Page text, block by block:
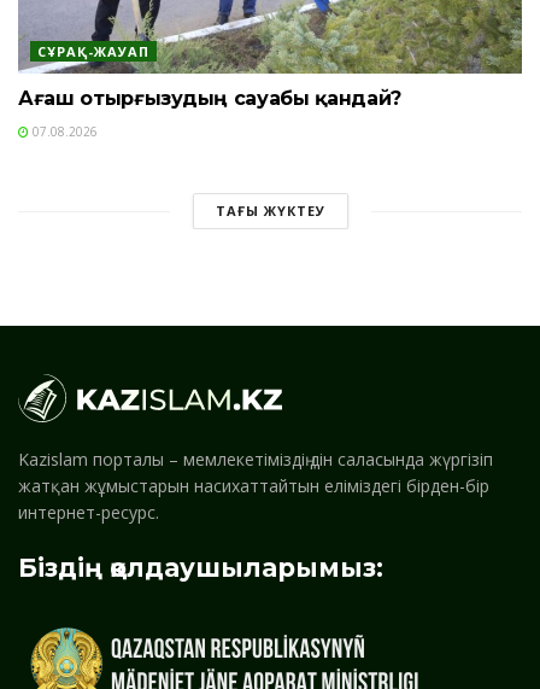
СҰРАҚ-ЖАУАП
Ағаш отырғызудың сауабы қандай?
07.08.2026
ТАҒЫ ЖҮКТЕУ
Kazislam порталы – мемлекетіміздің дін саласында жүргізіп
жатқан жұмыстарын насихаттайтын еліміздегі бірден-бір
интернет-ресурс.
Біздің қолдаушыларымыз: